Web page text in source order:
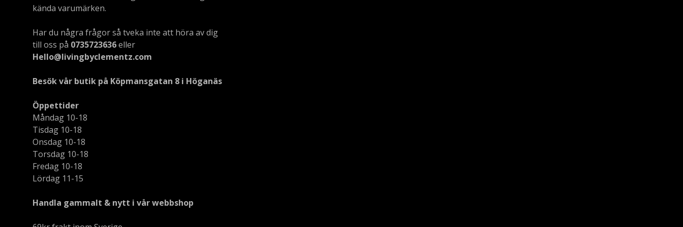
kända varumärken.
Har du några frågor så tveka inte att höra av dig
till oss på 0735723636eller
Hello@livingbyclementz.com
Besök vår butik på Köpmansgatan 8 i Höganäs
Öppettider
Måndag 10-18
Tisdag 10-18
Onsdag 10-18
Torsdag 10-18
Fredag 10-18
Lördag 11-15
Handla gammalt & nytt i vår webbshop